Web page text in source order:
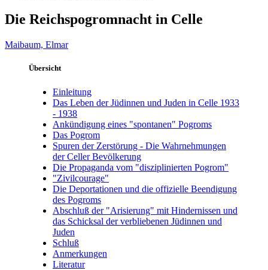
Die Reichspogromnacht in Celle
Maibaum, Elmar
Übersicht
Einleitung
Das Leben der Jüdinnen und Juden in Celle 1933
- 1938
Ankündigung eines "spontanen" Pogroms
Das Pogrom
Spuren der Zerstörung - Die Wahrnehmungen
der Celler Bevölkerung
Die Propaganda vom "disziplinierten Pogrom"
"Zivilcourage"
Die Deportationen und die offizielle Beendigung
des Pogroms
Abschluß der "Arisierung" mit Hindernissen und
das Schicksal der verbliebenen Jüdinnen und
Juden
Schluß
Anmerkungen
Literatur